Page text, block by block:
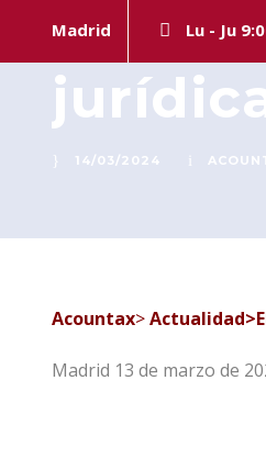
Madrid Lu - Ju
14/03/2024
Acountax>
Madrid 13 de marzo de